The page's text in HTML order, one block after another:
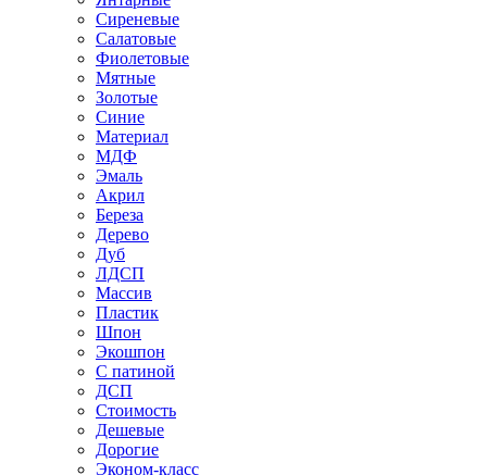
Сиреневые
Салатовые
Фиолетовые
Мятные
Золотые
Синие
Материал
МДФ
Эмаль
Акрил
Береза
Дерево
Дуб
ЛДСП
Массив
Пластик
Шпон
Экошпон
С патиной
ДСП
Стоимость
Дешевые
Дорогие
Эконом-класс